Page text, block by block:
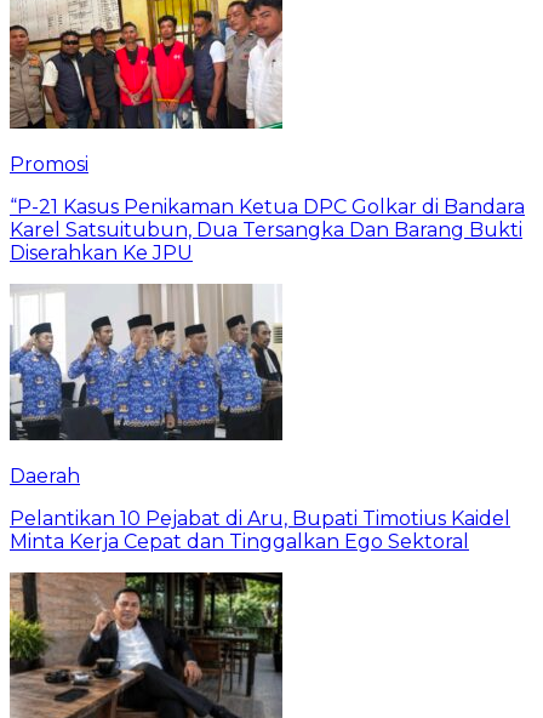
Promosi
“P-21 Kasus Penikaman Ketua DPC Golkar di Bandara
Karel Satsuitubun, Dua Tersangka Dan Barang Bukti
Diserahkan Ke JPU
Daerah
Pelantikan 10 Pejabat di Aru, Bupati Timotius Kaidel
Minta Kerja Cepat dan Tinggalkan Ego Sektoral